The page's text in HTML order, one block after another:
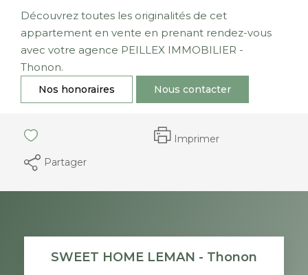
Découvrez toutes les originalités de cet
appartement en vente en prenant rendez-vous
avec votre agence PEILLEX IMMOBILIER -
Thonon.
Nos honoraires Nous contacter
Imprimer
Partager
SWEET HOME LEMAN - Thonon